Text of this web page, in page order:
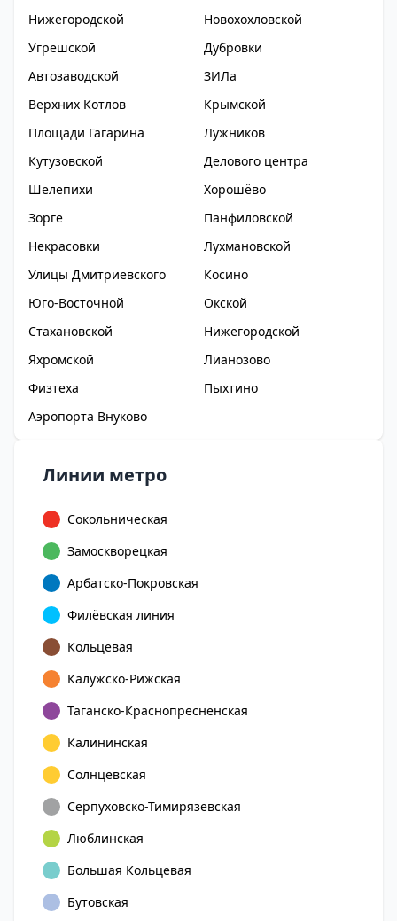
Нижегородской
Новохохловской
Угрешской
Дубровки
Автозаводской
ЗИЛа
Верхних Котлов
Крымской
Площади Гагарина
Лужников
Кутузовской
Делового центра
Шелепихи
Хорошёво
Зорге
Панфиловской
Некрасовки
Лухмановской
Улицы Дмитриевского
Косино
Юго-Восточной
Окской
Стахановской
Нижегородской
Яхромской
Лианозово
Физтеха
Пыхтино
Аэропорта Внуково
Линии метро
Сокольническая
Замоскворецкая
Арбатско-Покровская
Филёвская линия
Кольцевая
Калужско-Рижская
Таганско-Краснопресненская
Калининская
Солнцевская
Серпуховско-Тимирязевская
Люблинская
Большая Кольцевая
Бутовская